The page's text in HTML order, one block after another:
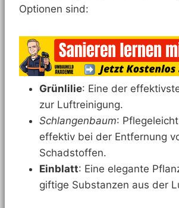
Optionen sind:
Grünlilie: Eine der
zur Luftreinigung.
Schlangenbaum:
effektiv bei der Entfernung
Schadstoffen.
Einblatt: Eine elegante
giftige Substanzen aus der